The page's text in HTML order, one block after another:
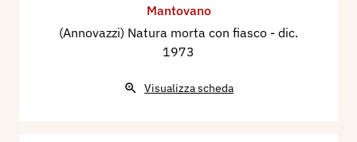
Mantovano
(Annovazzi) Natura morta con fiasco - dic.
1973
Visualizza scheda